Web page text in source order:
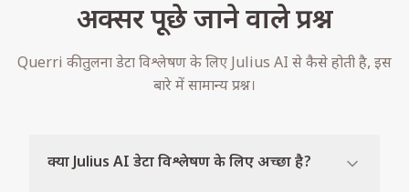
अक्सर पूछे जाने वाले प्रश्न
Querri की तुलना डेटा विश्लेषण के लिए Julius AI से कैसे होती है, इस
बारे में सामान्य प्रश्न।
क्या Julius AI डेटा विश्लेषण के लिए अच्छा है?